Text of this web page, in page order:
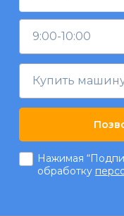
9:00-10:00
Купить
Нажимая
обработку